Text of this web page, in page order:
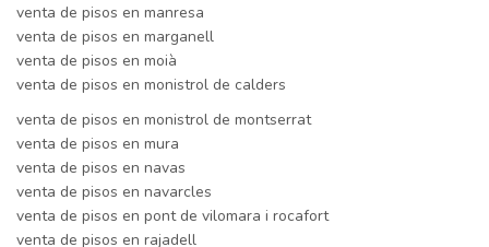
venta de pisos en manresa
venta de pisos en marganell
venta de pisos en moià
venta de pisos en monistrol de calders
venta de pisos en monistrol de montserrat
venta de pisos en mura
venta de pisos en navas
venta de pisos en navarcles
venta de pisos en pont de vilomara i rocafort
venta de pisos en rajadell